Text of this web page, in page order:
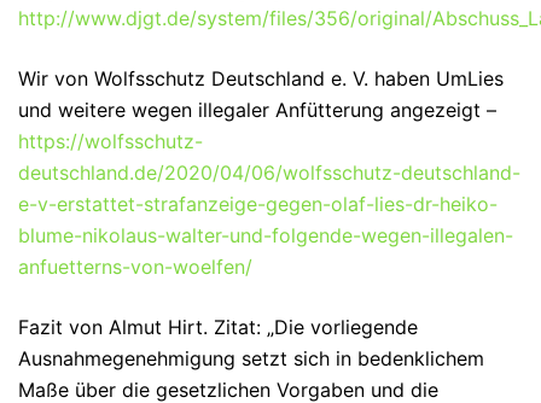
http://www.djgt.de/system/files/356/original/
Wir von Wolfsschutz Deutschland e. V. haben UmLies
und weitere wegen illegaler Anfütterung angezeigt –
https://wolfsschutz-
deutschland.de/2020/04/06/wolfsschutz-deutschland-
e-v-erstattet-strafanzeige-gegen-olaf-lies-dr-heiko-
blume-nikolaus-walter-und-folgende-wegen-illegalen-
anfuetterns-von-woelfen/
Fazit von Almut Hirt. Zitat: „Die vorliegende
Ausnahmegenehmigung setzt sich in bedenklichem
Maße über die gesetzlichen Vorgaben und die